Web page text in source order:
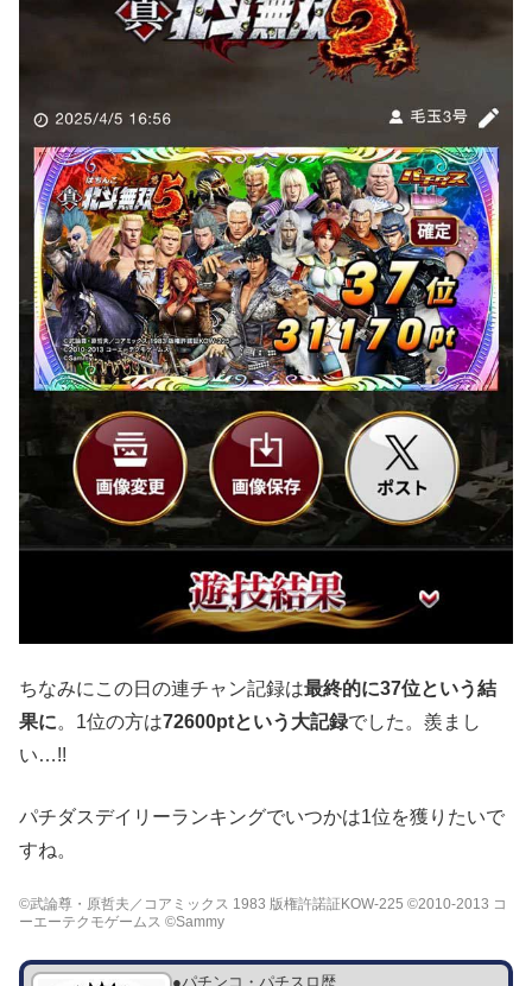
ちなみにこの日の連チャン記録は最終的に37位という結
果に。1位の方は72600ptという大記録でした。羨まし
い…!!
パチダスデイリーランキングでいつかは1位を獲りたいで
すね。
©武論尊・原哲夫／コアミックス 1983 版権許諾証KOW-225 ©2010-2013 コ
ーエーテクモゲームス ©Sammy